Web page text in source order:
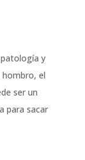
y
el
ser un
para sacar